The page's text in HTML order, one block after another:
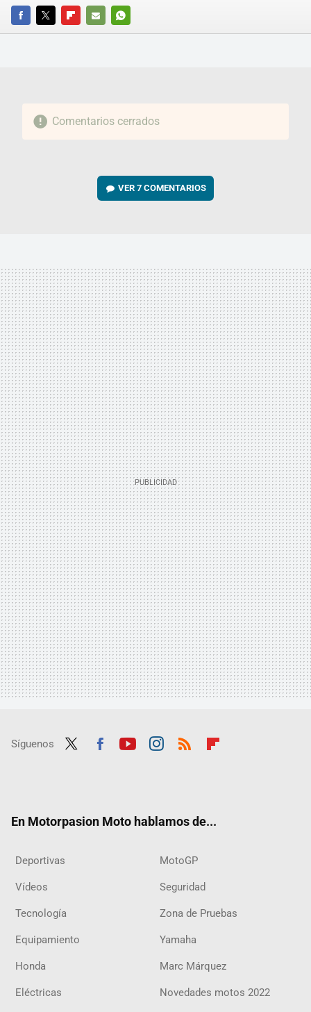
FACEBOOKTWITTERFLIPBOARD
E-
WHATSAPP
Comentarios cerrados
VER7 COMENTARIOS
Síguenos
En Motorpasion Moto hablamos de...
Deportivas MotoGP
Vídeos Seguridad
Tecnología Zona de Pruebas
Equipamiento Yamaha
Honda Marc Márquez
Eléctricas Novedades motos 2022